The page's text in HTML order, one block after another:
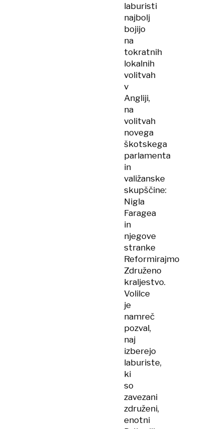
laburisti
najbolj
bojijo
na
tokratnih
lokalnih
volitvah
v
Angliji,
na
volitvah
novega
škotskega
parlamenta
in
valižanske
skupščine:
Nigla
Faragea
in
njegove
stranke
Reformirajmo
Združeno
kraljestvo.
Volilce
je
namreč
pozval,
naj
izberejo
laburiste,
ki
so
zavezani
združeni,
enotni